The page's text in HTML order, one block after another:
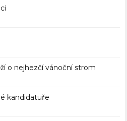
o nejhezčí vánoční strom
kandidatuře